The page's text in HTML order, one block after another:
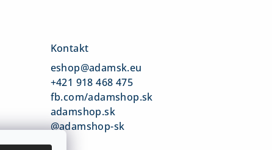
Kontakt
eshop@adamsk.eu
+421 918 468 475
fb.com/adamshop.sk
adamshop.sk
@adamshop-sk